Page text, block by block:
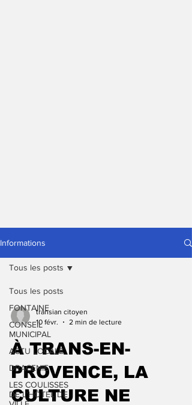
Informations
Tous les posts
FONTAINE
CONSEIL
MUNICIPAL
ACTU LOCALE
DRACENIE
LES COULISSES
DE L'HÔTEL DE
Tous les posts
transian citoyen
10 févr.
2 min de lecture
À TRANS-EN-
PROVENCE, LA
CULTURE NE